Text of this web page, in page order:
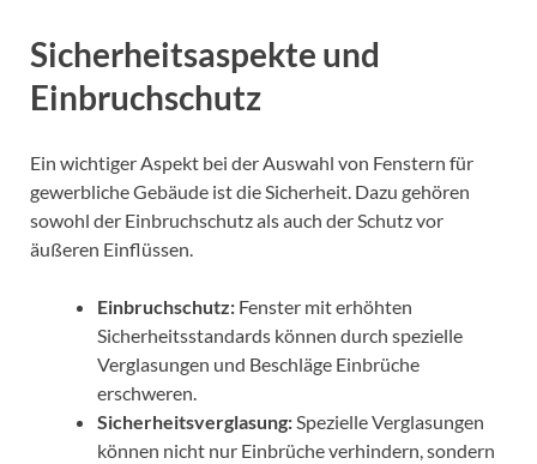
Sicherheitsaspekte und
Einbruchschutz
Ein wichtiger Aspekt bei der Auswahl von Fenstern für
gewerbliche Gebäude ist die Sicherheit. Dazu gehören
sowohl der Einbruchschutz als auch der Schutz vor
äußeren Einflüssen.
Einbruchschutz: Fenster mit erhöhten
Sicherheitsstandards können durch spezielle
Verglasungen und Beschläge Einbrüche
erschweren.
Sicherheitsverglasung:Spezielle Verglasungen
können nicht nur Einbrüche verhindern, sondern